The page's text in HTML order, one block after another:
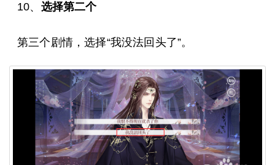
10、 选择第二个
第三个剧情，选择“我没法回头了”。